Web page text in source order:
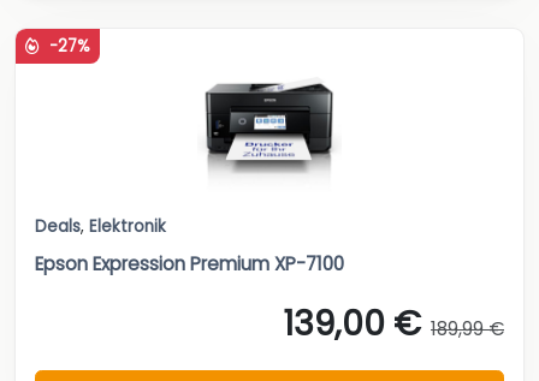
-27%
Deals, Elektronik
Epson Expression Premium XP-7100
139,00 € 189,99 €